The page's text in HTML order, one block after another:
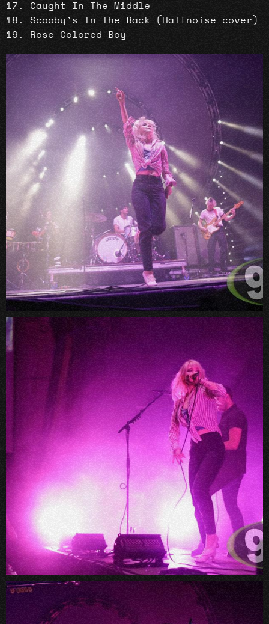
Caught In The Middle
Scooby’s In The Back (Halfnoise cover)
Rose-Colored Boy